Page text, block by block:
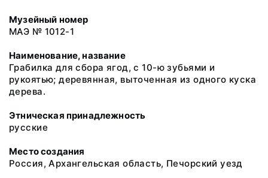
Музейный номер
МАЭ № 1012-1
Наименование, название
Грабилка для сбора ягод, с 10-ю зубьями и
рукоятью; деревянная, выточенная из одного куска
дерева.
Этническая принадлежность
русские
Место создания
Россия, Архангельская область, Печорский уезд